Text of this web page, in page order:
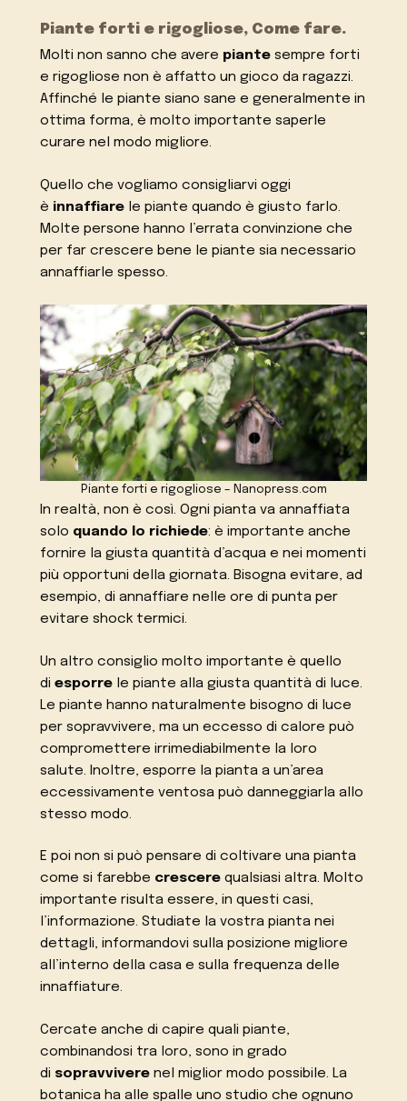
Piante forti e rigogliose, Come fare.
Molti non sanno che avere piante sempre forti
e rigogliose non è affatto un gioco da ragazzi.
Affinché le piante siano sane e generalmente in
ottima forma, è molto importante saperle
curare nel modo migliore.
Quello che vogliamo consigliarvi oggi
è innaffiare le piante quando è giusto farlo.
Molte persone hanno l’errata convinzione che
per far crescere bene le piante sia necessario
annaffiarle spesso.
Piante forti e rigogliose – Nanopress.com
In realtà, non è così. Ogni pianta va annaffiata
solo quando lo richiede: è importante anche
fornire la giusta quantità d’acqua e nei momenti
più opportuni della giornata. Bisogna evitare, ad
esempio, di annaffiare nelle ore di punta per
evitare shock termici.
Un altro consiglio molto importante è quello
diesporre le piante alla giusta quantità di luce.
Le piante hanno naturalmente bisogno di luce
per sopravvivere, ma un eccesso di calore può
compromettere irrimediabilmente la loro
salute. Inoltre, esporre la pianta a un’area
eccessivamente ventosa può danneggiarla allo
stesso modo.
E poi non si può pensare di coltivare una pianta
come si farebbe crescere qualsiasi altra. Molto
importante risulta essere, in questi casi,
l’informazione. Studiate la vostra pianta nei
dettagli, informandovi sulla posizione migliore
all’interno della casa e sulla frequenza delle
innaffiature.
Cercate anche di capire quali piante,
combinandosi tra loro, sono in grado
di sopravvivere nel miglior modo possibile. La
botanica ha alle spalle uno studio che ognuno